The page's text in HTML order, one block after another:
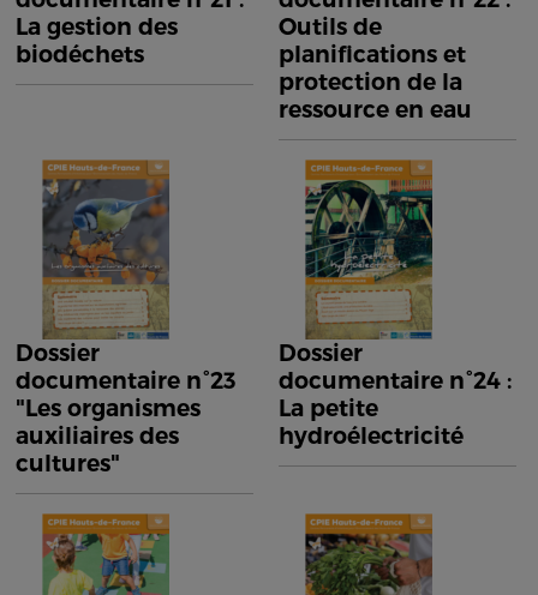
La gestion des
biodéchets
Outils de
planifications et
protection de la
ressource en eau
Dossier
documentaire n°23
"Les organismes
auxiliaires des
cultures"
Dossier
documentaire n°24 :
La petite
hydroélectricité